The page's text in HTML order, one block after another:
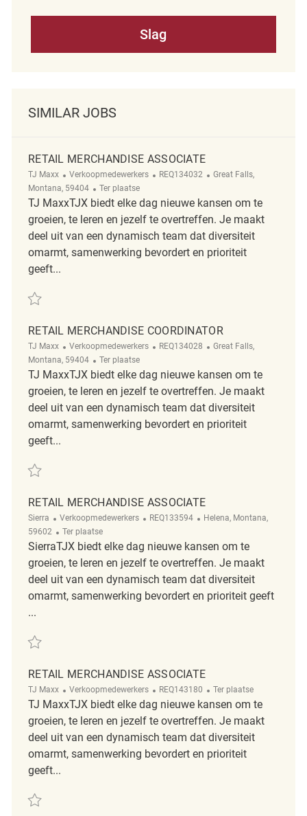
Slag
SIMILAR JOBS
RETAIL MERCHANDISE ASSOCIATE
TJ Maxx Categorie
Verkoopmedewerkers ReqId
REQ134032 Plaats
Great Falls,
Montana, 59404
Afgelegen
Ter plaatse
TJ MaxxTJX biedt elke dag nieuwe kansen om te
groeien, te leren en jezelf te overtreffen. Je maakt
deel uit van een dynamisch team dat diversiteit
omarmt, samenwerking bevordert en prioriteit
geeft...
Redden Retail Merchandise Associate REQ134032
RETAIL MERCHANDISE COORDINATOR
TJ Maxx Categorie
Verkoopmedewerkers ReqId
REQ134028 Plaats
Great Falls,
Montana, 59404
Afgelegen
Ter plaatse
TJ MaxxTJX biedt elke dag nieuwe kansen om te
groeien, te leren en jezelf te overtreffen. Je maakt
deel uit van een dynamisch team dat diversiteit
omarmt, samenwerking bevordert en prioriteit
geeft...
Redden Retail Merchandise Coordinator REQ134028
RETAIL MERCHANDISE ASSOCIATE
Sierra Categorie
Verkoopmedewerkers ReqId
REQ133594 Plaats
Helena, Montana,
59602
Afgelegen
Ter plaatse
SierraTJX biedt elke dag nieuwe kansen om te
groeien, te leren en jezelf te overtreffen. Je maakt
deel uit van een dynamisch team dat diversiteit
omarmt, samenwerking bevordert en prioriteit geeft
...
Redden Retail Merchandise Associate REQ133594
RETAIL MERCHANDISE ASSOCIATE
TJ Maxx Categorie
Verkoopmedewerkers ReqId
REQ143180 Afgelegen
Ter plaatse
TJ MaxxTJX biedt elke dag nieuwe kansen om te
groeien, te leren en jezelf te overtreffen. Je maakt
deel uit van een dynamisch team dat diversiteit
omarmt, samenwerking bevordert en prioriteit
geeft...
Redden Retail Merchandise Associate REQ143180